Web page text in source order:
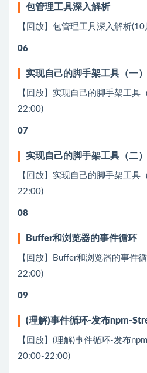
包管理⼯具深⼊解析
【回放】包管理⼯具深⼊解析
06
实现⾃⼰的脚⼿架⼯具（⼀）
【回放】实现⾃⼰的脚⼿架⼯
22:00)
07
实现⾃⼰的脚⼿架⼯具（⼆）
【回放】实现⾃⼰的脚⼿架⼯
22:00)
08
Buffer和浏览器的事件循环
【回放】Buffer和浏览器的事件
22:00)
09
(理解)事件循环-发布npm-
【回放】(理解)事件循环-发布
20:00-22:00)